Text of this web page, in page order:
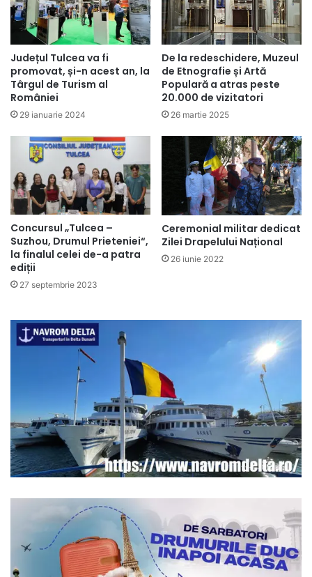
Județul Tulcea va fi
promovat, și-n acest an, la
Târgul de Turism al
României
29 ianuarie 2024
De la redeschidere, Muzeul
de Etnografie și Artă
Populară a atras peste
20.000 de vizitatori
26 martie 2025
Concursul „Tulcea –
Suzhou, Drumul Prieteniei“,
la finalul celei de-a patra
ediții
27 septembrie 2023
Ceremonial militar dedicat
Zilei Drapelului Național
26 iunie 2022